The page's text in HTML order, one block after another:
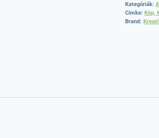
Kategóriák:
Címke:Kép,
Brand: